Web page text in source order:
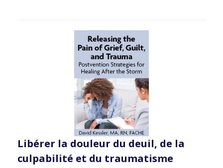
Libérer la douleur du deuil, de la
culpabilité et du traumatisme